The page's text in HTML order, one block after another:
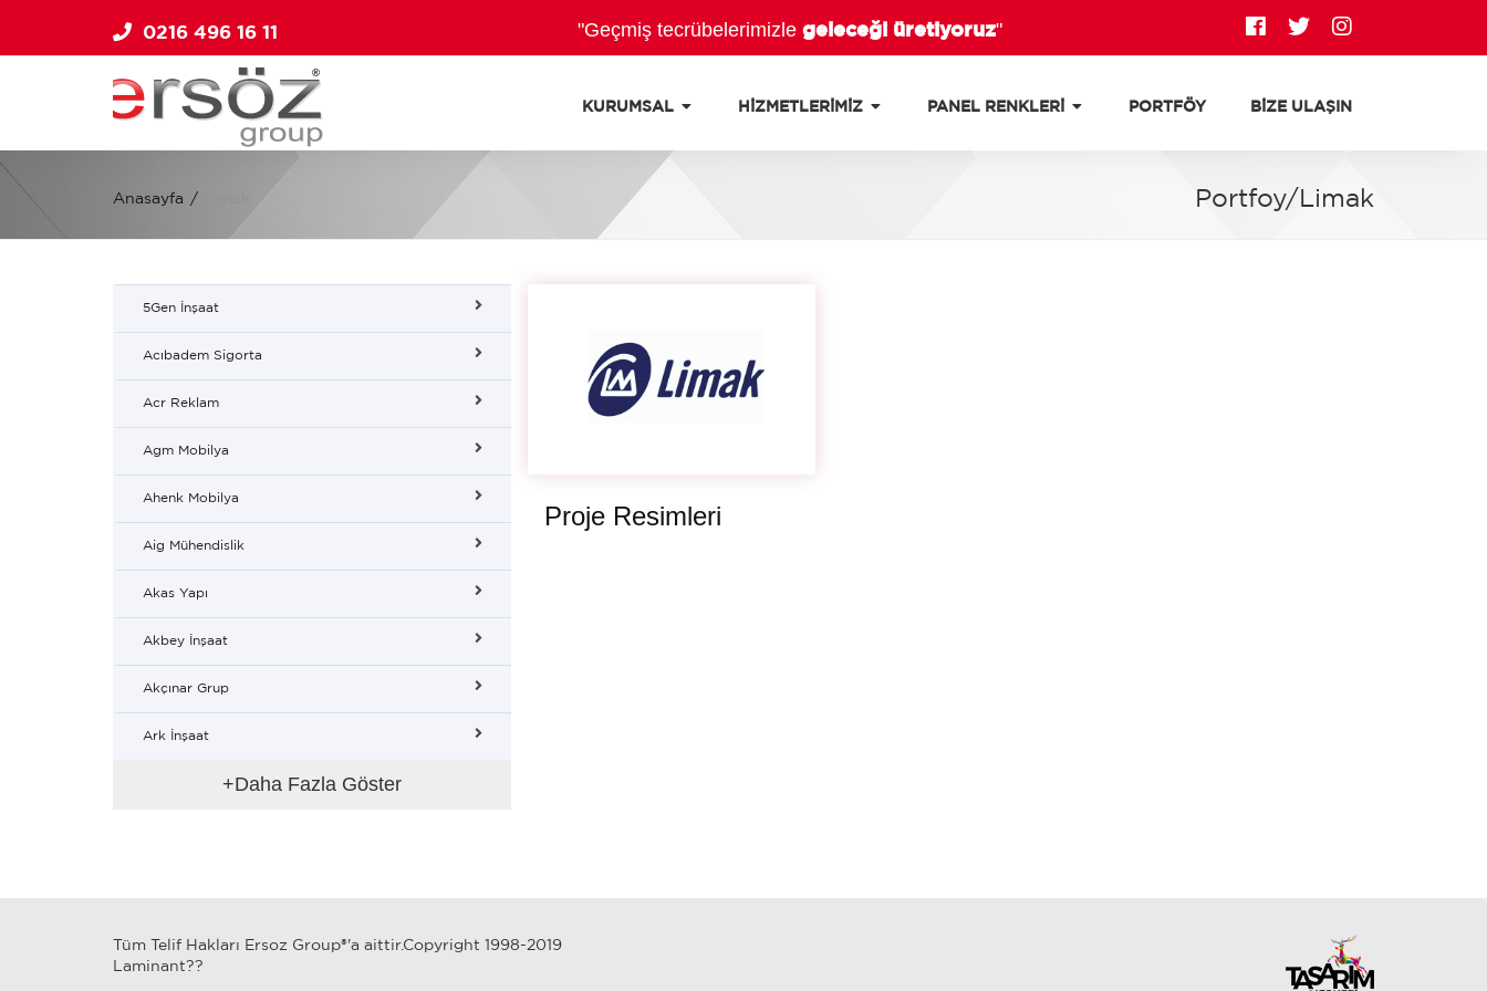
0216 496 16 11 "Geçmiş tecrübelerimizle geleceği üretiyoruz"
KURUMSAL HİZMETLERİMİZ PANEL RENKLERİ PORTFÖY BİZE ULAŞIN
Portfoy/Limak
Anasayfa
5Gen İnşaat
Acıbadem Sigorta
Acr Reklam
Agm Mobilya
Ahenk Mobilya
Aig Mühendislik
Akas Yapı
Akbey İnşaat
Akçınar Grup
Ark İnşaat
+Daha Fazla Göster
Proje Resimleri
Tüm Telif Hakları Ersoz Group®'a aittir.Copyright 1998-2019
Laminant??